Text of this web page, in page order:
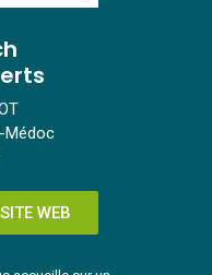
Médoc
SITE WEB